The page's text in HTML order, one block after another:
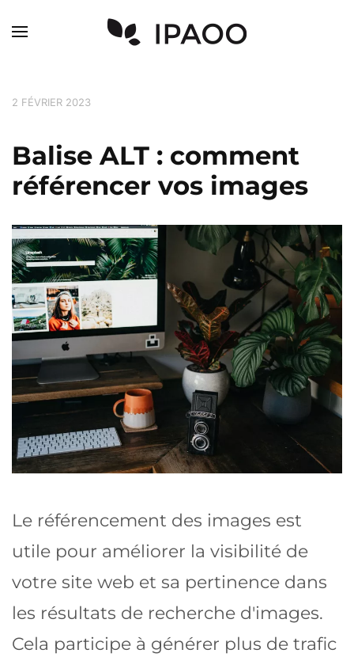
Skip to main content
2 FÉVRIER 2023
Balise ALT : comment
référencer vos images
Le référencement des images est
utile pour améliorer la visibilité de
votre site web et sa pertinence dans
les résultats de recherche d'images.
Cela participe à générer plus de trafic